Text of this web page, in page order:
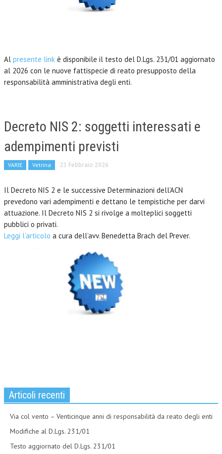
Al presente link è disponibile il testo del D.Lgs. 231/01 aggiornato
al 2026 con le nuove fattispecie di reato presupposto della
responsabilità amministrativa degli enti.
Decreto NIS 2: soggetti interessati e
adempimenti previsti
VARIE Vetrina 23 Febbraio 2026
Il Decreto NIS 2 e le successive Determinazioni dell’ACN
prevedono vari adempimenti e dettano le tempistiche per darvi
attuazione. Il Decreto NIS 2 si rivolge a molteplici soggetti
pubblici o privati.
Leggi l’articolo a cura dell’avv. Benedetta Brach del Prever.
Articoli recenti
Via col vento – Venticinque anni di responsabilità da reato degli enti
Modifiche al D.Lgs. 231/01
Testo aggiornato del D.Lgs. 231/01